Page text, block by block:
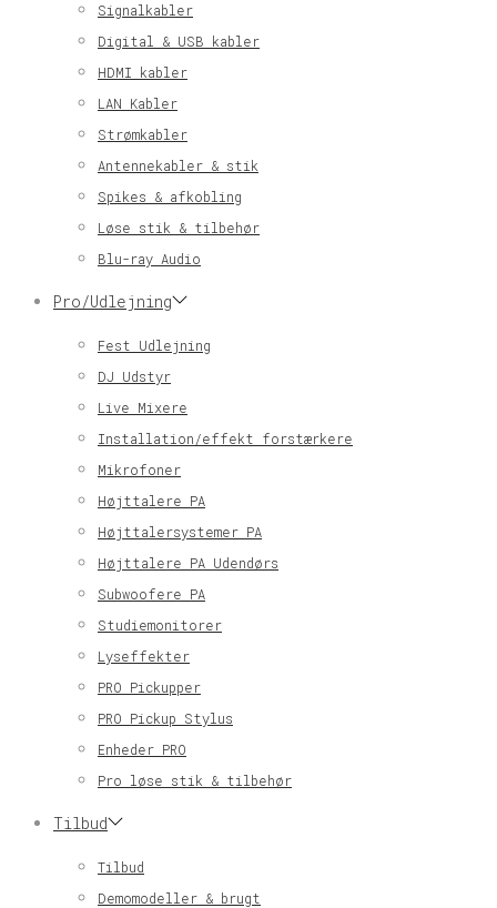
Signalkabler
Digital & USB kabler
HDMI kabler
LAN Kabler
Strømkabler
Antennekabler & stik
Spikes & afkobling
Løse stik & tilbehør
Blu-ray Audio
Pro/Udlejning
Fest Udlejning
DJ Udstyr
Live Mixere
Installation/effekt forstærkere
Mikrofoner
Højttalere PA
Højttalersystemer PA
Højttalere PA Udendørs
Subwoofere PA
Studiemonitorer
Lyseffekter
PRO Pickupper
PRO Pickup Stylus
Enheder PRO
Pro løse stik & tilbehør
Tilbud
Tilbud
Demomodeller & brugt